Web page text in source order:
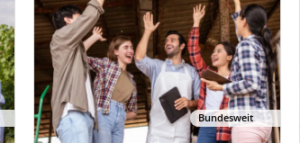
Bundesweit